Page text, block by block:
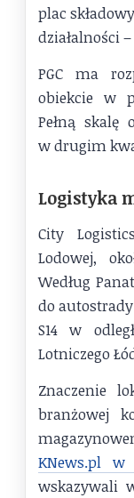
plac
działalności
PGC ma
obiekcie w
Pełną skalę
w drugim
Logistyka
City
Lodowej,
Według
do autostrady
S14 w
Lotniczego
Znaczenie
branżowej
KNews.pl w
wskazywali